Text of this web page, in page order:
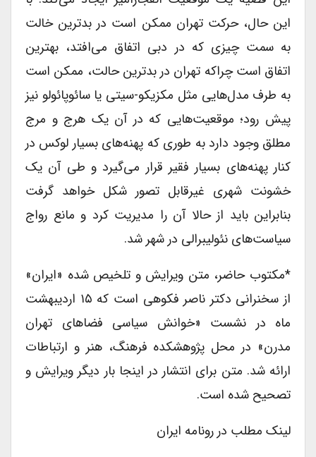
این حال، حرکت تهران ممکن است در بدترین خالت
به سمت چیزی که در دبی اتفاق می‌افتد، بهترین
اتفاق است چراکه تهران در بدترین حالت، ممکن است
به طرف مدل‌هایی مثل مکزیکو-سیتی یا سائوپائولو نیز
پیش رود؛ موقعیت‌هایی که در آن یک هرج و مرج
مطلق وجود دارد به طوری که پهنه‌های بسیار لوکس در
کنار پهنه‌های بسیار فقیر قرار می‌گیرد و طی آن یک
خشونت شهری غیرقابل تصور شکل خواهد گرفت
بنابراین باید از حالا آن را مدیریت کرد و مانع رواج
سیاست‌های نئولیبرالی در شهر شد.
*مکتوب حاضر، متن ویرایش و تلخیص شده «ایران»
از سخنرانی دکتر ناصر فکوهی است که ۱۵ اردیبهشت
ماه در نشست «خوانش سیاسی فضاهای تهران
مدرن» در محل پژوهشکده فرهنگ، هنر و ارتباطات
ارائه شد. متن برای انتشار در اینجا بار دیگر ویرایش و
تصحیح شده است.
لینک مطلب در رونامه ایران